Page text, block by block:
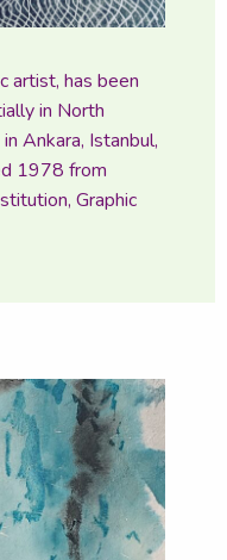
artist, has been
in North
Ankara, Istanbul,
1978 from
Graphic